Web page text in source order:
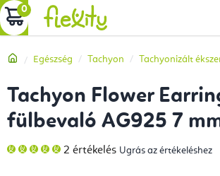
Ugrás
a
tartalomhoz
KOSÁR
Kezdőlap
Egészség Tachyon Tachyonizált
Tachyon Flower
fülbevaló AG925 7
A
termék
2 értékelés Ugrás az értékeléshez